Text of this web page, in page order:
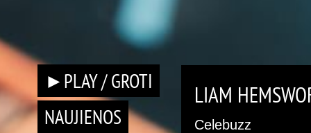
►PLAY / GROTI
NAUJIENOS
LIAM
Celebuzz